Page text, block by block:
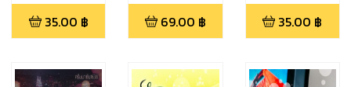
35.00 ฿ 69.00 ฿ 35.00 ฿